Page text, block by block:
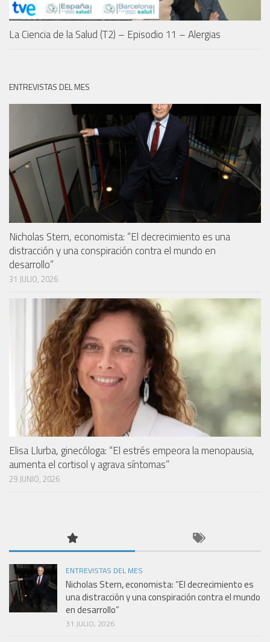
La Ciencia de la Salud (T2) – Episodio 11 – Alergias
ENTREVISTAS DEL MES
Nicholas Stern, economista: “El decrecimiento es una
distracción y una conspiración contra el mundo en
desarrollo”
31 JULIO, 2026
Elisa Llurba, ginecóloga: “El estrés empeora la menopausia,
aumenta el cortisol y agrava síntomas”
29 JUNIO, 2026
ENTREVISTAS DEL MES
Nicholas Stern, economista: “El decrecimiento es
una distracción y una conspiración contra el mundo
en desarrollo”
31 JULIO, 2026